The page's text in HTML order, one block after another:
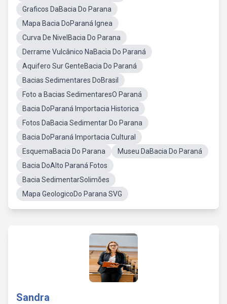
Graficos DaBacia Do Parana
Mapa Bacia DoParaná Ignea
Curva De NivelBacia Do Parana
Derrame Vulcânico NaBacia Do Paraná
Aquifero Sur GenteBacia Do Paraná
Bacias Sedimentares DoBrasil
Foto a Bacias SedimentaresO Paraná
Bacia DoParaná Importacia Historica
Fotos DaBacia Sedimentar Do Parana
Bacia DoParaná Importacia Cultural
EsquemaBacia Do Parana
Museu DaBacia Do Paraná
Bacia DoAlto Paraná Fotos
Bacia SedimentarSolimões
Mapa GeologicoDo Parana SVG
Sandra